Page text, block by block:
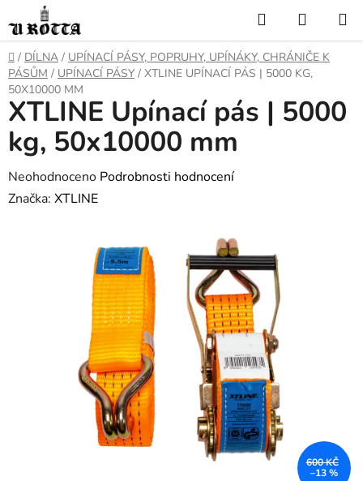
na
obsah
Hledat
KOŠÍK
DOMŮ
/ DÍLNA / UPÍNACÍ PÁSY, POPRUHY, UPÍNÁKY, CHRÁNIČE K
PÁSŮM / UPÍNACÍ PÁSY / XTLINE UPÍNACÍ PÁS | 5000 KG,
50X10000 MM
XTLINE Upínací pás | 5000
kg, 50x10000 mm
Průměrné
hodnocení
Neohodnoceno Podrobnosti hodnocení
Značka: XTLINE
600 KČ
–13 %